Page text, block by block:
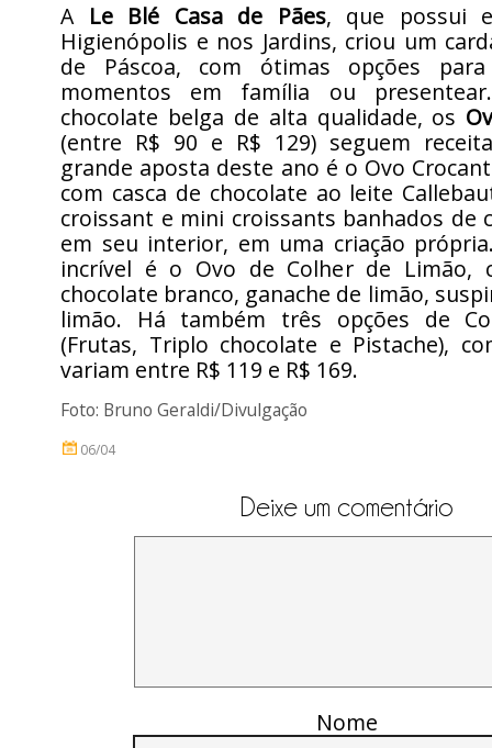
A Le Blé Casa de Pães, que possui
Higienópolis e nos Jardins, criou um
de Páscoa, com ótimas opções para
momentos em família ou
chocolate belga de alta qualidade, os
(entre R$ 90 e R$ 129) seguem
grande aposta deste ano é o Ovo
com casca de chocolate ao leite
croissant e mini croissants banhados de
em seu interior, em uma criação
incrível é o Ovo de Colher de Limão,
chocolate branco, ganache de limão,
limão. Há também três opções de
(Frutas, Triplo chocolate e Pistache),
variam entre R$ 119 e R$ 169.
Foto: Bruno Geraldi/Divulgação
06/04
Deixe um comentário
Nome